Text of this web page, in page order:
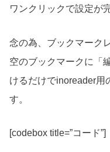
ワンクリックで設定が
念の為、ブックマーク
空のブックマークに「
けるだけでinoreader用
す。
[codebox title=”コード”]